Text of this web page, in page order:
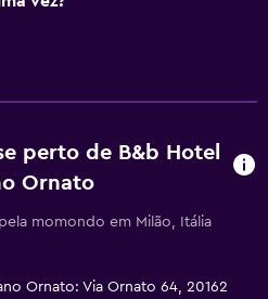
perto de B&b Hotel
Ornato
momondo em Milão, Itália
Ornato: Via Ornato 64, 20162